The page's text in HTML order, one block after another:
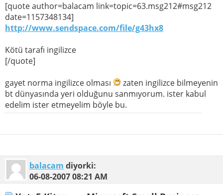
[quote author=balacam link=topic=63.msg212#msg212
date=1157348134]
http://www.sendspace.com/file/g43hx8
Kötü tarafı ingilizce
[/quote]
gayet norma ingilizce olması
zaten ingilizce bilmeyenin
bt dünyasında yeri olduğunu sanmıyorum. ister kabul
edelim ister etmeyelim böyle bu.
balacam diyorki:
06-08-200708:21 AM